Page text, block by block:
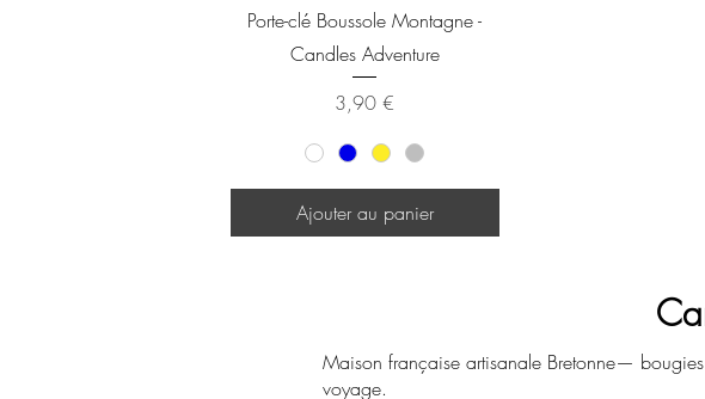
Aperçu rapide
Porte-clé Boussole Montagne -
Candles Adventure
Prix
3,90 €
Ajouter au panier
Maison française artisanale Bretonne—
voyage.